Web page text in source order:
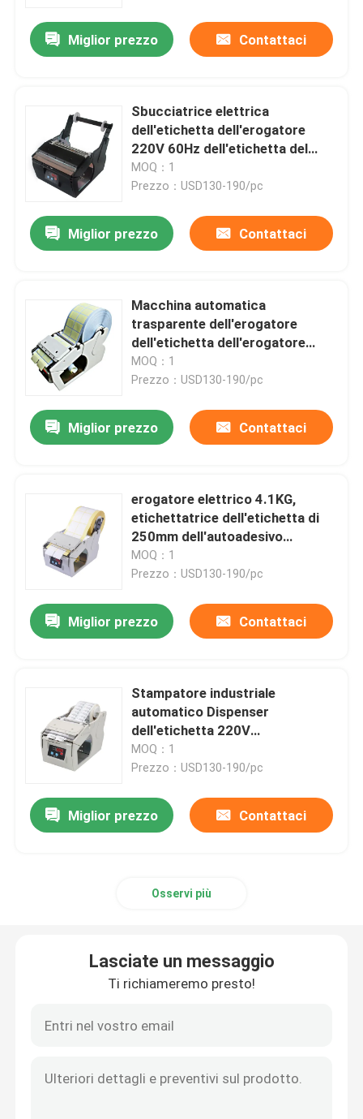
Prodotti
Circa noi
Giro della fabbrica
Miglior prezzo Contattaci
Sbucciatrice elettrica
dell'etichetta dell'erogatore
220V 60Hz dell'etichetta del
NSA
MOQ：1
Prezzo：USD130-190/pc
Miglior prezzo Contattaci
Macchina automatica
trasparente dell'erogatore
dell'etichetta dell'erogatore
50mm dell'autoadesivo
MOQ：1
Prezzo：USD130-190/pc
Miglior prezzo Contattaci
erogatore elettrico 4.1KG,
etichettatrice dell'etichetta di
250mm dell'autoadesivo
automatico 130mm/C
MOQ：1
Prezzo：USD130-190/pc
Miglior prezzo Contattaci
Stampatore industriale
automatico Dispenser
dell'etichetta 220V
dell'etichettatrice 130mm
MOQ：1
Prezzo：USD130-190/pc
Miglior prezzo Contattaci
Osservi più
Lasciate un messaggio
Ti richiameremo presto!